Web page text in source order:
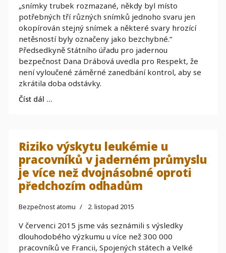
„snímky trubek rozmazané, někdy byl místo
potřebných tří různých snímků jednoho svaru jen
okopírován stejný snímek a některé svary hrozící
netěsností byly označeny jako bezchybné.“
Předsedkyně Státního úřadu pro jadernou
bezpečnost Dana Drábová uvedla pro Respekt, že
není vyloučené záměrné zanedbání kontrol, aby se
zkrátila doba odstávky.
Číst dál …
Riziko výskytu leukémie u
pracovníků v jaderném průmyslu
je více než dvojnásobné oproti
předchozím odhadům
Bezpečnost atomu 2. listopad 2015
V červenci 2015 jsme vás seznámili s výsledky
dlouhodobého výzkumu u více než 300 000
pracovníků ve Francii, Spojených státech a Velké